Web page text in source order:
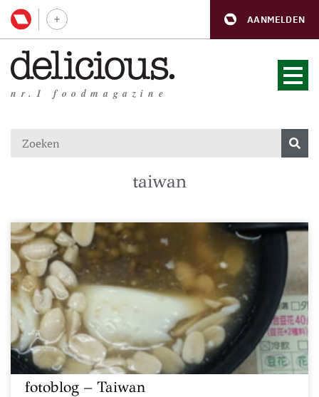
AANMELDEN
nr.1 foodmagazine
taiwan
fotoblog – Taiwan